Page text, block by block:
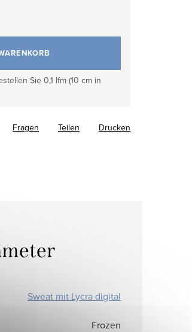
Sie 0,1 lfm (10 cm in
Drucken
Fragen Teilen
Sweat mit Lycra digital
Frozen